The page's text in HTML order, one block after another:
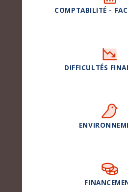
COMPTABILITÉ -
DIFFICULTÉS